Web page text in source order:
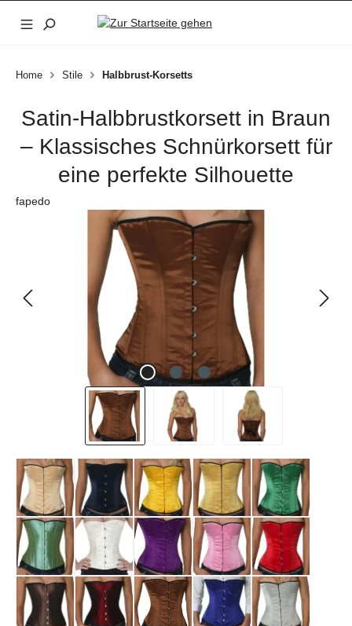
Zum Hauptinhalt springen
Home Stile Halbbrust-Korsetts
Satin-Halbbrustkorsett in Braun
– Klassisches Schnürkorsett für
eine perfekte Silhouette
fapedo
Bildergalerie überspringen